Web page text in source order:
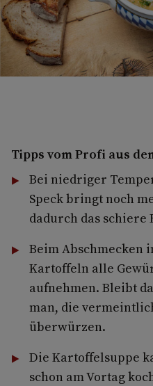
Tipps vom Profi aus
Bei niedriger
Speck bringt noch
dadurch das schiere
Beim Abschmecken
Kartoffeln alle
aufnehmen. Bleibt
man, die
überwürzen.
Die Kartoffelsuppe
schon am Vortag